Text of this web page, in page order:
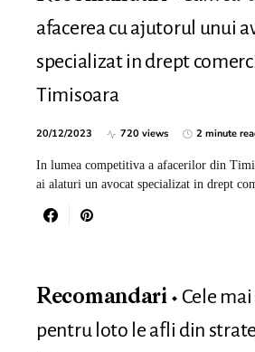
afacerea cu ajutorul unui
specializat in drept
Timisoara
20/12/2023 720 views 2 minute
In lumea competitiva a afacerilor din
ai alaturi un avocat specializat in drept
Recomandari
Cele
pentru loto le afli din